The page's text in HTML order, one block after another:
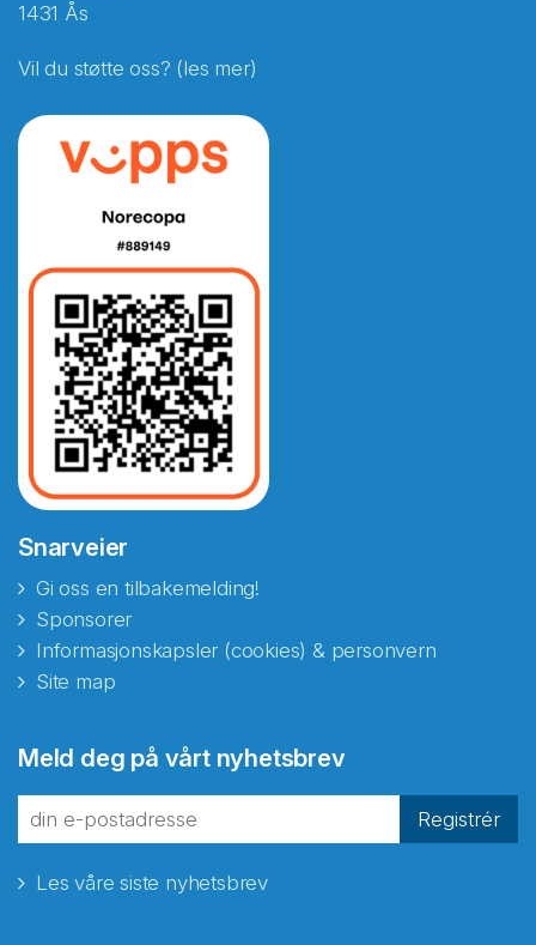
1431 Ås
Vil du støtte oss? (les mer)
Snarveier
Gi oss en tilbakemelding!
Sponsorer
Informasjonskapsler (cookies) & personvern
Site map
Meld deg på vårt nyhetsbrev
Registrér
Les våre siste nyhetsbrev
fra Norecopa